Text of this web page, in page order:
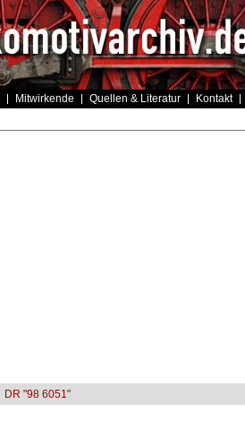
Mitwirkende Quellen & Literatur Kontakt
DR "98 6051"